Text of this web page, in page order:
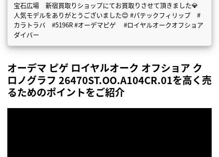
宝石広場 新宿買取りショップにてお買取りさせて頂きました💎
人気モデルをありがとうございました😊 #パテックフィリップ #
カラトラバ #5196R #オーデマピゲ #ロイヤルオークオフショア
ダイバー
オーデマ ピゲ ロイヤルオーク オフショア ク
ロノグラフ 26470ST.OO.A104CR.01を高く売
るためのポイントをご紹介